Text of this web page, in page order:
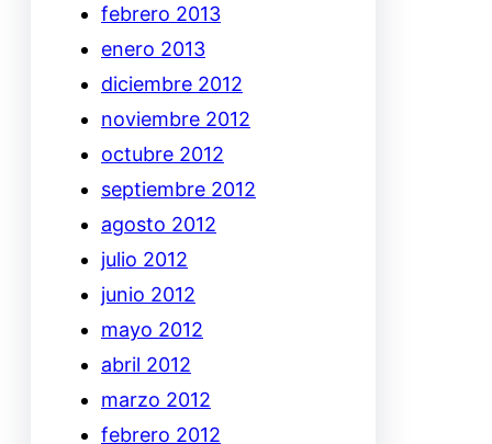
febrero 2013
enero 2013
diciembre 2012
noviembre 2012
octubre 2012
septiembre 2012
agosto 2012
julio 2012
junio 2012
mayo 2012
abril 2012
marzo 2012
febrero 2012